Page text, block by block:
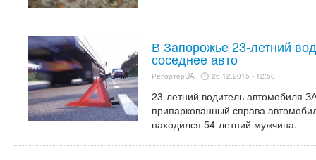
В Запорожье 23-летний
соседнее авто
РепортерUA 26.12.2015 - 12:50
23-летний водитель автомобиля
припаркованный справа
находился 54-летний мужчина.